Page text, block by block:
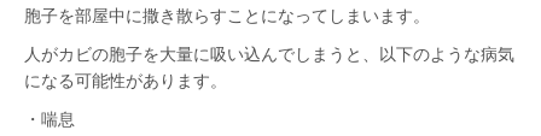
胞子を部屋中に撒き散らすことになってしまいます。
人がカビの胞子を大量に吸い込んでしまうと、以下のような病気
になる可能性があります。
・喘息